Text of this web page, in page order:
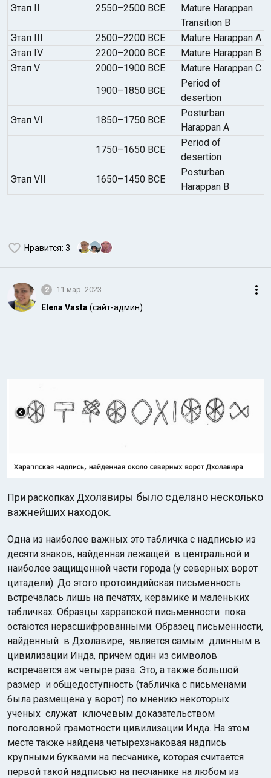
Этап II 2550–2500 BCE
Mature Harappan
Transition B
Этап III
2500–2200 BCE
Mature Harappan A
Этап IV
2200–2000 BCE
Mature Harappan B
Этап V
2000–1900 BCE
Mature Harappan C
1900–1850 BCE
Period of
desertion
Этап VI
1850–1750 BCE
Posturban
Harappan A
1750–1650 BCE
Period of
desertion
Этап VII
1650–1450 BCE
Posturban
Harappan B
Нравится: 3
2 11 мар. 2023
Elena Vasta (сайт-админ)
При раскопках Дхолавиры было сделано несколько
важнейших находок.
Одна из наиболее важных это табличка с надписью из
десяти знаков, найденная лежащей в центральной и
наиболее защищенной части города (у северных ворот
цитадели). До этого протоиндийская письменность
встречалась лишь на печатях, керамике и маленьких
табличках. Образцы харрапской письменности пока
остаются нерасшифрованными. Образец письменности,
найденный в Дхолавире, является самым длинным в
цивилизации Инда, причём один из символов
встречается аж четыре раза. Это, а также большой
размер и общедоступность (табличка с письменами
была размещена у ворот) по мнению некоторых
ученых служат ключевым доказательством
поголовной грамотности цивилизации Инда. На этом
месте также найдена четырехзнаковая надпись
крупными буквами на песчанике, которая считается
первой такой надписью на песчанике на любом из